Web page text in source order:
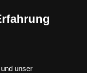
unser